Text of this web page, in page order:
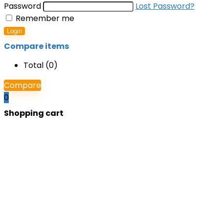
Password
Lost Password?
Remember me
Login
Compare items
Total (0)
Compare
0
Shopping cart